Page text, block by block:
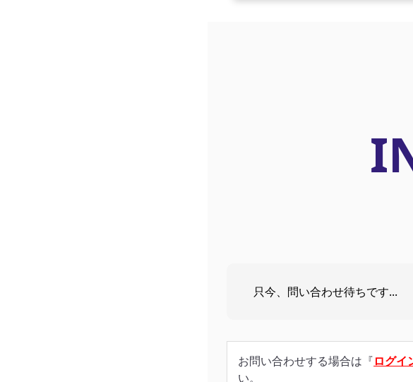
只今、問い合わせ待ちです...
お問い合わせする場合は『ログイ
い。